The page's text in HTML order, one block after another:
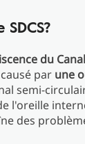
du
par une
semi-
l'oreille
des